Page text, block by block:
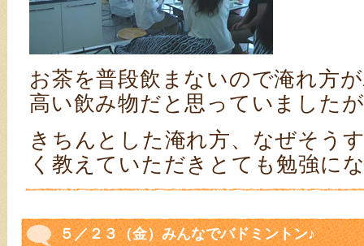
お茶を普段飲まないので淹れ方
高い飲み物だと思っていました
きちんとした淹れ方、なぜそう
く教えていただきとても勉強に
５／２３（金）みんなでバドミントン♪